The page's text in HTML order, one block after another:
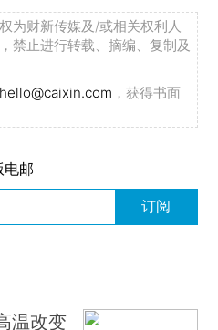
为财新传媒及/或相关权利人
禁止进行转载、摘编、复制及
hello@caixin.com ，获得书面
电邮
订阅
温改变